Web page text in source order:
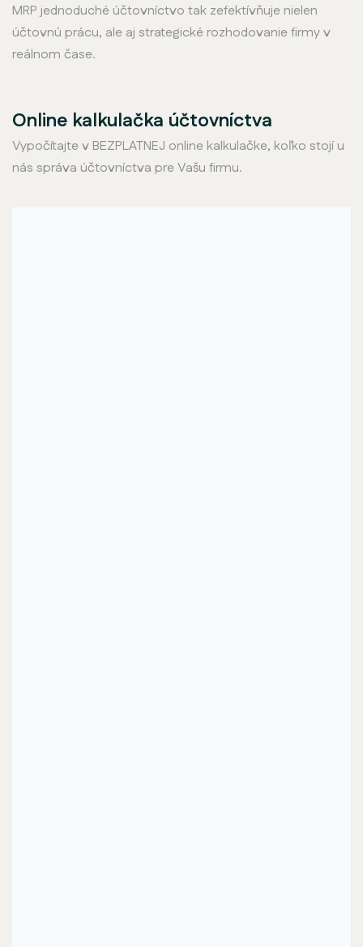
MRP jednoduché účtovníctvo tak zefektívňuje nielen
účtovnú prácu, ale aj strategické rozhodovanie firmy v
reálnom čase.
Online kalkulačka účtovníctva
Vypočítajte v BEZPLATNEJ online kalkulačke, koľko stojí u
nás správa účtovníctva pre Vašu firmu.